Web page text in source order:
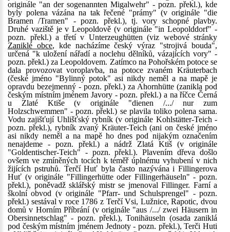
originále "an der sogenannten Migalwehr" - pozn. překl.), kde
byly polena vázána na tak řečené "prámy" (v originále "die
Bramen /Tramen" - pozn. překl.), tj. vory schopné plavby.
Druhé vaziště je v Leopoldově (v originále "in Leopolddorf" -
pozn. překl.) a třetí v Unterzeughütten (viz webové stránky
Zaniklé obce, kde nacházíme český výraz "strojivá bouda",
určená "k uložení nářadí a noclehu dělníků, vázajících vory" -
pozn. překl.) za Leopoldovem. Zatímco na Pohořském potoce se
dala provozovat voroplavba, na potoce zvaném Kräuterbach
(české jméno "Bylinný potok" asi nikdy neměl a na mapě je
opravdu bezejmenný - pozn. překl.) za Ahornhütte (zanikla pod
českým místním jménem Javory - pozn. překl.) a na říčce Černá
u Zlaté Ktiše (v originále "dienen /.../ nur zum
Holzschwemmen" - pozn. překl.) se plavila toliko polena sama.
Vodu zajišťují Uhlišťský rybník (v originále Kohlstätter-Teich -
pozn. překl.), rybník zvaný Kräuter-Teich (ani on české jméno
asi nikdy neměl a na mapě ho dnes pod nijakým označením
nenajdeme - pozn. překl.) a nádrž Zlatá Ktiš (v originále
"Goldentischer-Teich" - pozn. překl.). Plavením dřeva došlo
ovšem ve zmíněných tocích k téměř úplnému vyhubení v nich
žijících pstruhů. Terčí Huť byla často nazývána i Fillingerova
Huť (v originále "Fillingerhütte oder Fillingerhäuseln" - pozn.
překl.), poněvadž sklářský mistr se jmenoval Fillinger. Farní a
školní obvod (v originále "Pfarr- und Schulsprengel" - pozn.
překl.) sestával v roce 1786 z Terčí Vsi, Lužnice, Rapotic, dvou
domů v Horním Příbrání (v originále "aus /.../ zwei Häusern in
Obersinnetschlag" - pozn. překl.), Tonihäuseln (osada zaniklá
pod českým místním jménem Jednoty - pozn. překl.), Terči Huti